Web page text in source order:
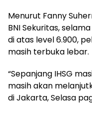
Menurut Fanny
BNI Sekuritas,
di atas level 6.900,
masih terbuka lebar.
“Sepanjang IHSG
masih akan
di Jakarta, Selasa